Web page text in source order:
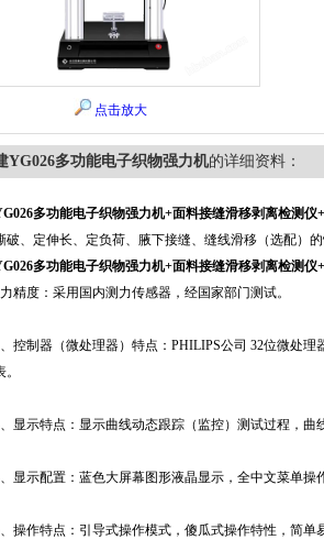
点击放大
YG026多功能电子织物强力机的详细资料：
多功能电子织物强力机+面料接缝滑移剥离检测仪
破、定伸长、定负荷、腋下接缝、缝线滑移（选配）的
多功能电子织物强力机+面料接缝滑移剥离检测仪
精度：采用国内测力传感器，经国家部门测试。
制器（微处理器）特点：PHILIPS公司 32位微处理
示特点：显示曲线动态跟踪（监控）测试过程，曲
示配置：蓝色大屏幕图形液晶显示，全中文菜单操作
作特点：引导式操作模式，傻瓜式操作特性，简单易